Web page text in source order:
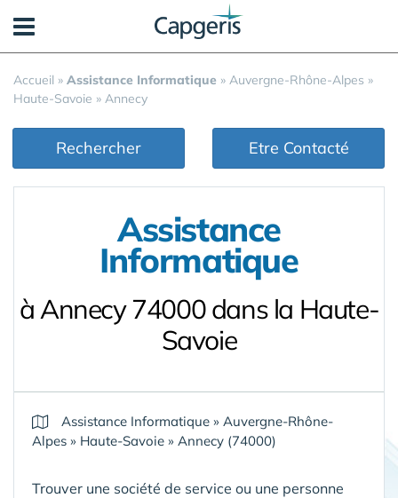
Accueil » Assistance Informatique » Auvergne-Rhône-Alpes »
Haute-Savoie » Annecy
Rechercher Etre Contacté
Assistance
Informatique
à Annecy 74000 dans la Haute-
Savoie
Assistance Informatique » Auvergne-Rhône-
Alpes » Haute-Savoie » Annecy (74000)
Trouver une société de service ou une personne